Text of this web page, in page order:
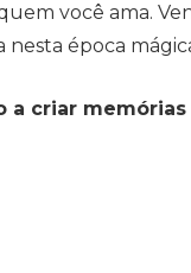
você ama.
época
a criar